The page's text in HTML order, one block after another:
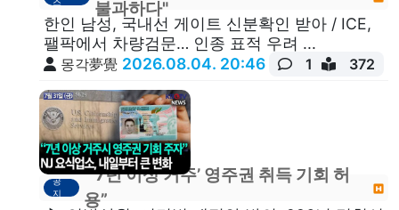
불과하다"
한인 남성, 국내선 게이트 신분확인 받아 / ICE,
팰팍에서 차량검문… 인종 표적 우려 ...
몽각夢覺 2026.08.04. 20:46 1 372
공
지
“‘7년 이상 거주’ 영주권 취득 기회 허
용”